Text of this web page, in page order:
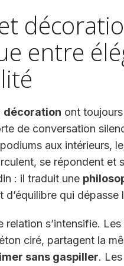
entre
décoration ont
de conversation
aux intérieurs,
se répondent et
: il traduit une
d’équilibre qui dépasse
relation s’intensifie.
ciré, partagent la
sans gaspiller.